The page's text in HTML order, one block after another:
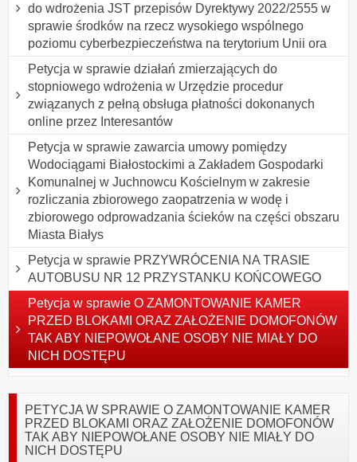
do wdrożenia JST przepisów Dyrektywy 2022/2555 w
sprawie środków na rzecz wysokiego wspólnego
poziomu cyberbezpieczeństwa na terytorium Unii ora
Petycja w sprawie działań zmierzających do
stopniowego wdrożenia w Urzędzie procedur
związanych z pełną obsługa płatności dokonanych
online przez Interesantów
Petycja w sprawie zawarcia umowy pomiędzy
Wodociągami Białostockimi a Zakładem Gospodarki
Komunalnej w Juchnowcu Kościelnym w zakresie
rozliczania zbiorowego zaopatrzenia w wodę i
zbiorowego odprowadzania ścieków na części obszaru
Miasta Białys
Petycja w sprawie PRZYWRÓCENIA NA TRASIE
AUTOBUSU NR 12 PRZYSTANKU KOŃCOWEGO
Petycja w sprawie O ZAMONTOWANIE KAMER
PRZED BLOKAMI ORAZ ZAŁOŻENIE DOMOFONÓW
TAK ABY NIEPOWOŁANE OSOBY NIE MIAŁY DO
NICH DOSTĘPU
PETYCJA W SPRAWIE O ZAMONTOWANIE KAMER
PRZED BLOKAMI ORAZ ZAŁOŻENIE DOMOFONÓW
TAK ABY NIEPOWOŁANE OSOBY NIE MIAŁY DO
NICH DOSTĘPU